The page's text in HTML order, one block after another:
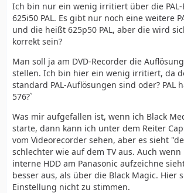
Ich bin nur ein wenig irritiert über die
625i50 PAL. Es gibt nur noch eine weitere
und die heißt 625p50 PAL, aber die wird
korrekt sein?
Man soll ja am DVD-Recorder die
stellen. Ich bin hier ein wenig irritiert, da
standard PAL-Auflösungen sind oder? PAL
576?`
Was mir aufgefallen ist, wenn ich Black
starte, dann kann ich unter dem Reiter
vom Videorecorder sehen, aber es sieht
schlechter wie auf dem TV aus. Auch
interne HDD am Panasonic aufzeichne
besser aus, als über die Black Magic. Hier
Einstellung nicht zu stimmen.